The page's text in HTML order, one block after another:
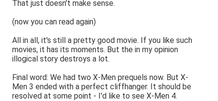
That just doesn't make sense.
(now you can read again)
All in all, it's still a pretty good movie. If you like such
movies, it has its moments. But the in my opinion
illogical story destroys a lot.
Final word: We had two X-Men prequels now. But X-
Men 3 ended with a perfect cliffhanger. It should be
resolved at some point - I'd like to see X-Men 4.